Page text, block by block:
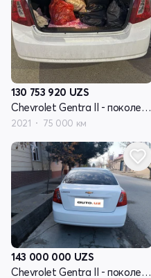
130 753 920 UZS
Chevrolet Gentra II - поколение
2021 75 000 км
143 000 000 UZS
Chevrolet Gentra II - поколение